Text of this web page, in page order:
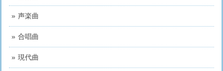
声楽曲
合唱曲
現代曲